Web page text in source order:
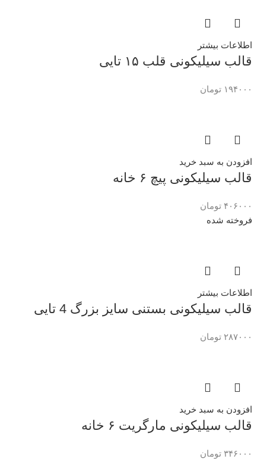
اطلاعات بیشتر
قالب سیلیکونی قلب ۱۵ تایی
۱۹۴۰۰۰ تومان
افزودن به سبد خرید
قالب سیلیکونی پیچ ۶ خانه
۴۰۶۰۰۰ تومان
فروخته شده
اطلاعات بیشتر
قالب سیلیکونی بستنی سایز بزرگ 4 تایی
۲۸۷۰۰۰ تومان
افزودن به سبد خرید
قالب سیلیکونی مارگریت ۶ خانه
۳۴۶۰۰۰ تومان